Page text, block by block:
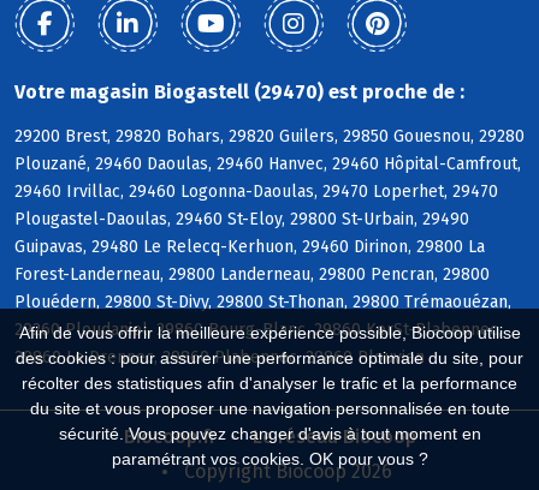
Afin de vous offrir la meilleure expérience possible, Biocoop utilise
des cookies : pour assurer une performance optimale du site, pour
récolter des statistiques afin d'analyser le trafic et la performance
du site et vous proposer une navigation personnalisée en toute
sécurité. Vous pouvez changer d'avis à tout moment en
paramétrant vos cookies. OK pour vous ?
Votre magasin Biogastell (29470) est proche de :
29200 Brest, 29820 Bohars, 29820 Guilers, 29850 Gouesnou, 29280
Plouzané, 29460 Daoulas, 29460 Hanvec, 29460 Hôpital-Camfrout,
29460 Irvillac, 29460 Logonna-Daoulas, 29470 Loperhet, 29470
Plougastel-Daoulas, 29460 St-Eloy, 29800 St-Urbain, 29490
Guipavas, 29480 Le Relecq-Kerhuon, 29460 Dirinon, 29800 La
Forest-Landerneau, 29800 Landerneau, 29800 Pencran, 29800
Plouédern, 29800 St-Divy, 29800 St-Thonan, 29800 Trémaouézan,
29260 Ploudaniel, 29860 Bourg-Blanc, 29860 KerSt-Plabennec,
29860 Le Drennec, 29860 Plabennec, 29860 Plouvien
Biocoop.fr
Le réseau Biocoop
Copyright Biocoop 2026